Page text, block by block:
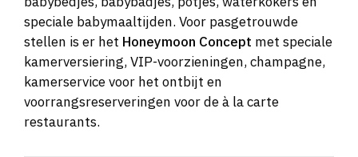
speciale babymaaltijden. Voor pasgetrouwde
stellen is er het Honeymoon Concept met speciale
kamerversiering, VIP-voorzieningen, champagne,
kamerservice voor het ontbijt en
voorrangsreserveringen voor de à la carte
restaurants.